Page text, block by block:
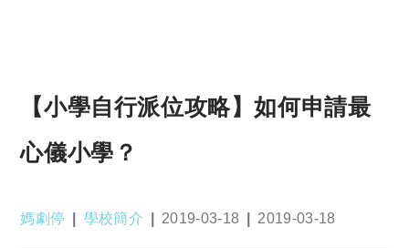
【小學自行派位攻略】如何申請最
心儀小學？
Post
媽劇停
Post
學校簡介
Post
2019-03-18
Post
2019-03-18